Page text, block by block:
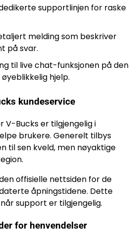
supportlinjen for raske
melding som beskriver
på svar.
til live chat-funksjonen på den
hjelp.
kundeservice
V-Bucks er tilgjengelig i
brukere. Generelt tilbys
til sen kveld, men nøyaktige
offisielle nettsiden for de
åpningstidene. Dette
support er tilgjengelig.
for henvendelser